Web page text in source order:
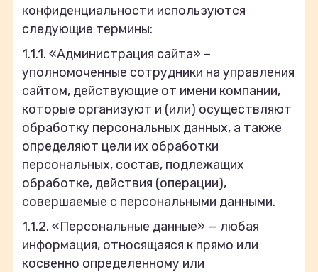
конфиденциальности используются
следующие термины:
1.1.1. «Администрация сайта» –
уполномоченные сотрудники на управления
сайтом, действующие от имени компании,
которые организуют и (или) осуществляют
обработку персональных данных, а также
определяют цели их обработки
персональных, состав, подлежащих
обработке, действия (операции),
совершаемые с персональными данными.
1.1.2. «Персональные данные» — любая
информация, относящаяся к прямо или
косвенно определенному или